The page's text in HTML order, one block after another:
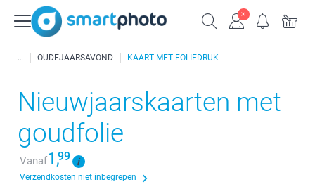
OUDEJAARSAVOND KAART MET FOLIEDRUK
Nieuwjaarskaarten met
goudfolie
Vanaf1,99
Verzendkosten niet inbegrepen